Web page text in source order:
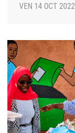
VEN 14 OCT 2022